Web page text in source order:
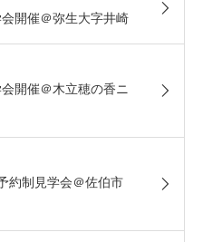
開催＠弥生大字井崎
開催＠木立穂の香ニ
約制見学会＠佐伯市